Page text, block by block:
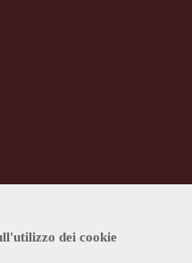
dei cookie